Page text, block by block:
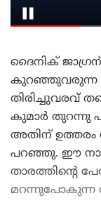
ദൈനിക്
കുറഞ്ഞുവരുന്ന
തിരിച്ചുവരവ്
കുമാർ തുറന്നു
അതിന് ഉത്തരം
പറഞ്ഞു. ഈ
താരത്തിന്റെ
മറന്നുപോകുന്ന